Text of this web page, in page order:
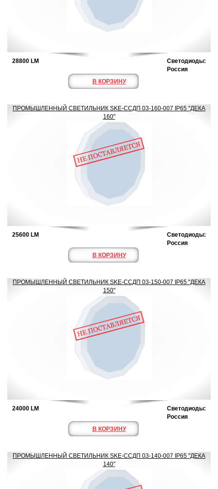
28800 LM
Светодиоды:
Россия
В КОРЗИНУ
ПРОМЫШЛЕННЫЙ СВЕТИЛЬНИК SKE-ССДП 03-160-007 IP65 "ДЕКА
160"
25600 LM
Светодиоды:
Россия
В КОРЗИНУ
ПРОМЫШЛЕННЫЙ СВЕТИЛЬНИК SKE-ССДП 03-150-007 IP65 "ДЕКА
150"
24000 LM
Светодиоды:
Россия
В КОРЗИНУ
ПРОМЫШЛЕННЫЙ СВЕТИЛЬНИК SKE-ССДП 03-140-007 IP65 "ДЕКА
140"